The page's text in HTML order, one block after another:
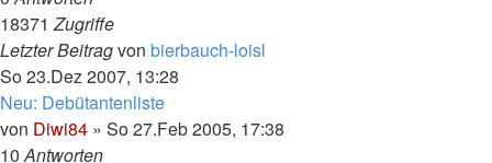
18371Zugriffe
Letzter Beitragvon bierbauch-loisl
So 23.Dez 2007, 13:28
Neu: Debütantenliste
von Diwi84 » So 27.Feb 2005, 17:38
10Antworten